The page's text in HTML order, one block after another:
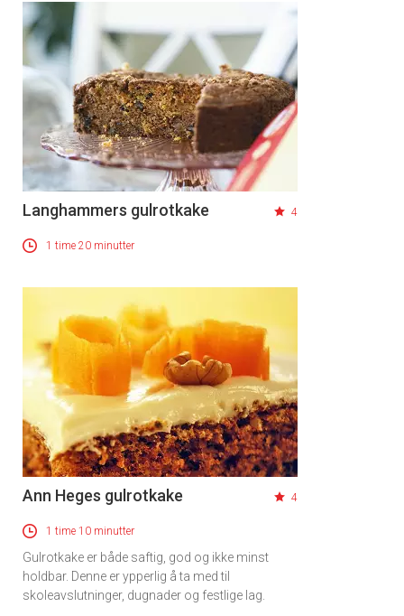
Få ukentlige nyhetsbrev fra
Apéritif
Langhammers gulrotkake 4
1 time 20 minutter
Ann Heges gulrotkake 4
1 time 10 minutter
Gulrotkake er både saftig, god og ikke minst
holdbar. Denne er ypperlig å ta med til
skoleavslutninger, dugnader og festlige lag.